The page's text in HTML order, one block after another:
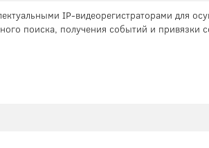
IP-видеорегистраторами для
поиска, получения событий и привязки